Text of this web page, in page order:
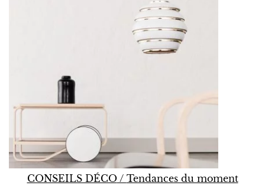
CONSEILS DÉCO/ Tendances du moment